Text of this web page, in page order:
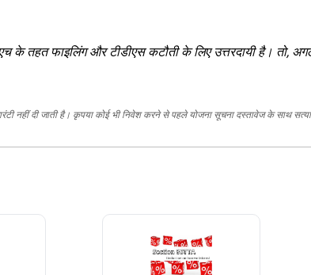
के तहत फाइलिंग और टीडीएस कटौती के लिए उत्तरदायी है।
नहीं दी जाती है। कृपया कोई भी निवेश करने से पहले योजना सूचना दस्तावेज के साथ